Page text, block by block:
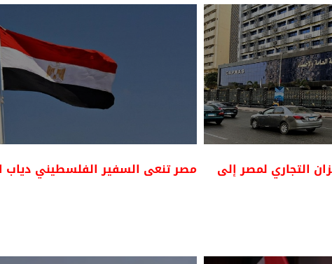
التجاري لمصر إلى
مصر تنعى السفير الفلسطيني دياب